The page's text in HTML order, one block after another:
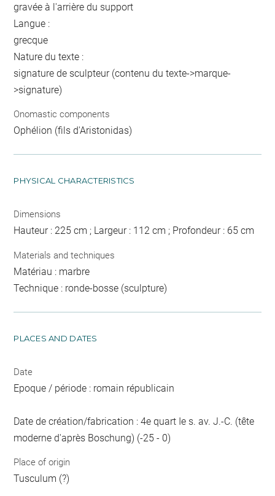
gravée à l'arrière du support
Langue :
grecque
Nature du texte :
signature de sculpteur (contenu du texte->marque-
>signature)
Onomastic components
Ophélion (fils d'Aristonidas)
PHYSICAL CHARACTERISTICS
Dimensions
Hauteur : 225 cm ; Largeur : 112 cm ; Profondeur : 65 cm
Materials and techniques
Matériau : marbre
Technique : ronde-bosse (sculpture)
PLACES AND DATES
Date
Epoque / période : romain républicain
Date de création/fabrication : 4e quart Ie s. av. J.-C. (tête
moderne d'après Boschung) (-25 - 0)
Place of origin
Tusculum (?)